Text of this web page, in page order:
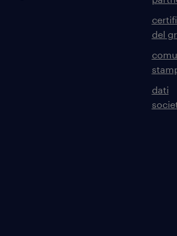
del
dati